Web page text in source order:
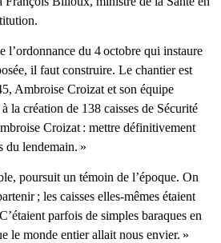
l’ordonnance du 4 octobre qui instaure
il faut construire. Le chantier est
Ambroise Croizat et son équipe
la création de 138 caisses de Sécurité
Croizat : mettre définitivement
du lendemain. »
poursuit un témoin de l’époque. On
; les caisses elles-mêmes étaient
parfois de simples baraques en
le monde entier allait nous envier. »